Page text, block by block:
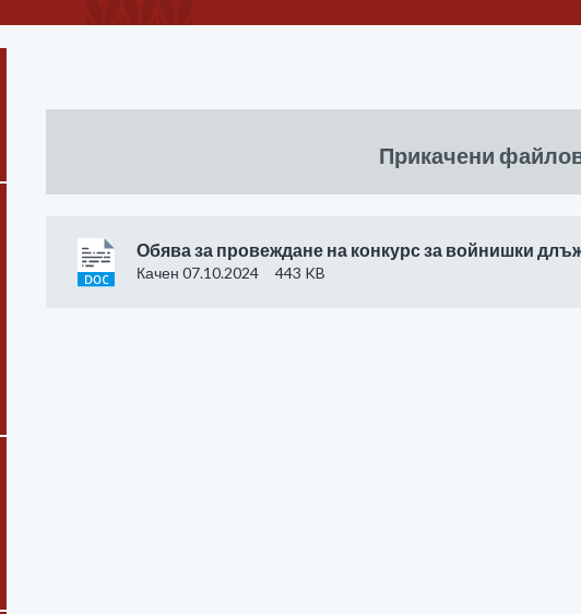
Прикачени
Обява за провеждане на конкурс за войнишки
Качен 07.10.2024 443 KB